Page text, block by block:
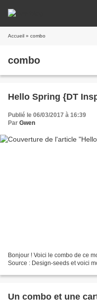
Accueil » combo
combo
Hello Spring {DT
Publié le 06/03/2017 à 16:39
Par Gwen
Bonjour ! Voici le combo de ce
Source : Design-seeds et voici
Un combo et une